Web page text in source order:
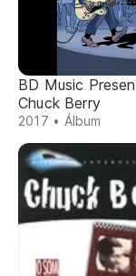
BD Music
Chuck Berry
2017 • Álbum